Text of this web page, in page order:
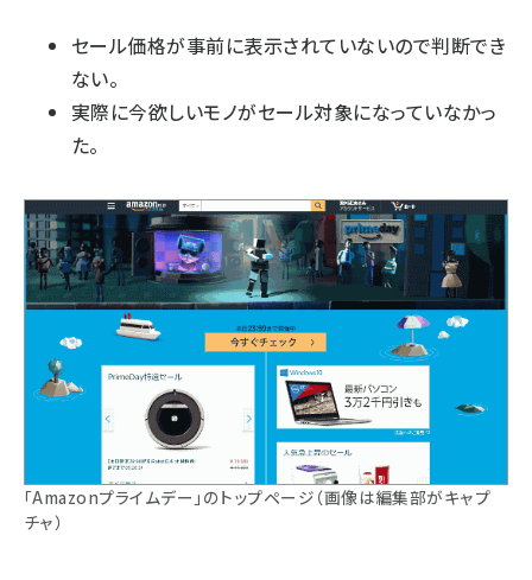
セール価格が事前に表示されていないので判断でき
ない。
実際に今欲しいモノがセール対象になっていなかっ
た。
「Amazonプライムデー」のトップページ（画像は編集部がキャプ
チャ）